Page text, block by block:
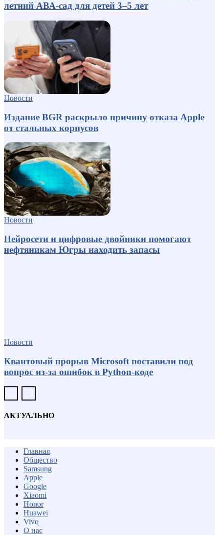
летний АВА-сад для детей 3–5 лет
Новости
Издание BGR раскрыло причину отказа Apple
от стальных корпусов
Новости
Нейросети и цифровые двойники помогают
нефтяникам Югры находить запасы
Новости
Квантовый прорыв Microsoft поставили под
вопрос из-за ошибок в Python-коде
АКТУАЛЬНО
Главная
Общество
Samsung
Apple
Google
Xiaomi
Honor
Huawei
Vivo
О нас